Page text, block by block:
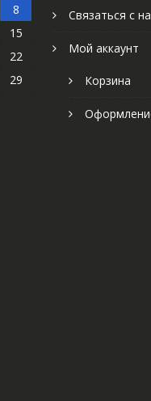
8
15
22
29
Связаться с
Мой аккаунт
Корзина